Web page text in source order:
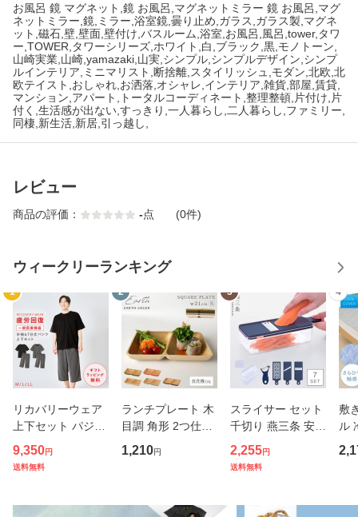
お風呂 鏡 マグネット,鏡 お風呂,マグネットミラー 鏡 お風呂,マグ
ネットミラー,鏡,ミラー,浴室鏡,曇り止め,ガラス,ガラス製,マグネ
ット,磁石,壁,壁面,壁付け,バスルーム,浴室,お風呂,風呂,tower,タワ
ー,TOWER,タワーシリーズ,ホワイト,白,ブラック,黒,モノトーン,
山崎実業,山崎,yamazaki,山実,シンプル,シンプルデザイン,シンプ
ルインテリア,ミニマリスト,断捨離,スタイリッシュ,モダン,北欧,北
欧テイスト,おしゃれ,お洒落,オシャレ,インテリア,雑貨,部屋,賃貸,
マンション,アパート,トータルコーディネート,整理整頓,片付け,片
付く,生活感が出ない,すっきり,一人暮らし,二人暮らし,ファミリー,
同棲,新生活,新居,引っ越し,
レビュー
商品の評価： -点 (0件)
ウィークリーランキング
1
リカバリーウェア
上下セット パジャ
マ 疲労回復 メンズ
夏 半袖シャツ＋7
9,350円
送料無料
2
ランチプレート 木
目調 角形 2つ仕切
り 小さめ アースカ
ラー スクエアプレ
り皿 ダイエットプ
1,210円
3
スライサー セット
千切り 燕三条 安全
ホルダー スリムス
タンドスライサー7
キャベツスライサ
2,255円
送料無料
4
敷
ル
m
敷